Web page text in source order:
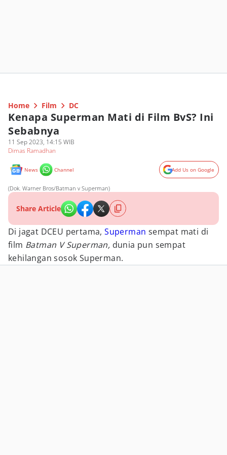
Home Film DC
Kenapa Superman Mati di Film BvS? Ini
Sebabnya
11 Sep 2023, 14:15 WIB
Dimas Ramadhan
News Channel Add Us on Google
(Dok. Warner Bros/Batman v Superman)
Share Article
Di jagat DCEU pertama,Superman sempat mati di
film Batman V Superman, dunia pun sempat
kehilangan sosok Superman.